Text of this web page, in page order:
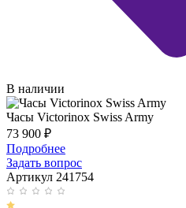
В наличии
Часы Victorinox Swiss Army
73 900 ₽
Подробнее
Задать вопрос
Артикул 241754